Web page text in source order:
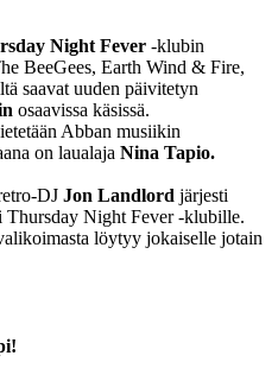
Night Fever -klubin
BeeGees, Earth Wind & Fire,
saavat uuden päivitetyn
osaavissa käsissä.
Abban musiikin
on laualaja Nina Tapio.
DJ Jon Landlord järjesti
Thursday Night Fever -klubille.
löytyy jokaiselle jotain